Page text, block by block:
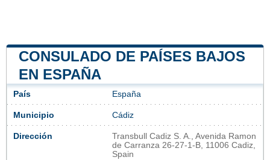
CONSULADO DE PAÍSES BAJOS
EN ESPAÑA
País España
Municipio Cádiz
Dirección
Transbull Cadiz S. A., Avenida Ramon
de Carranza 26-27-1-B, 11006 Cadiz,
Spain